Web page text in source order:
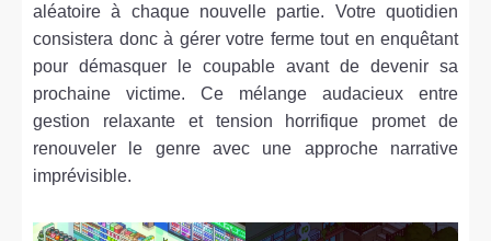
aléatoire à chaque nouvelle partie. Votre quotidien
consistera donc à gérer votre ferme tout en enquêtant
pour démasquer le coupable avant de devenir sa
prochaine victime. Ce mélange audacieux entre
gestion relaxante et tension horrifique promet de
renouveler le genre avec une approche narrative
imprévisible.